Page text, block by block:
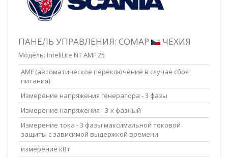
ПАНЕЛЬ УПРАВЛЕНИЯ: COMAP ЧЕХИЯ
Модель: InteliLite NT AMF 25
AMF (автоматическое переключение в случае сбоя
питания)
Измерение напряжения генератора - 3 фазы
Измерение напряжения - 3-х фазный
Измерение тока - 3 фазы максимальной токовой
защиты с зависимой выдержкой времени
измерение кВт